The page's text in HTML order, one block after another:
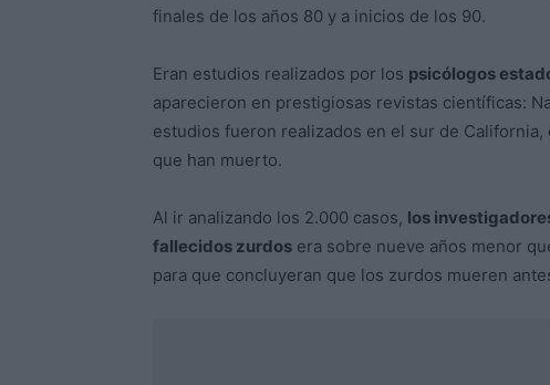
finales de los años 80 y a inicios de los 90.
Eran estudios realizados por los psicólogos
aparecieron en prestigiosas revistas científicas:
estudios fueron realizados en el sur de
que han muerto.
Al ir analizando los 2.000 casos, los
fallecidos zurdos era sobre nueve años menor
para que concluyeran que los zurdos mueren